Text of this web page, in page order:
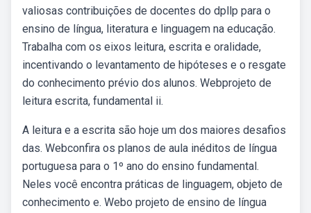
valiosas contribuições de docentes do dpllp para o
ensino de língua, literatura e linguagem na educação.
Trabalha com os eixos leitura, escrita e oralidade,
incentivando o levantamento de hipóteses e o resgate
do conhecimento prévio dos alunos. Webprojeto de
leitura escrita, fundamental ii.
A leitura e a escrita são hoje um dos maiores desafios
das. Webconfira os planos de aula inéditos de língua
portuguesa para o 1º ano do ensino fundamental.
Neles você encontra práticas de linguagem, objeto de
conhecimento e. Webo projeto de ensino de língua